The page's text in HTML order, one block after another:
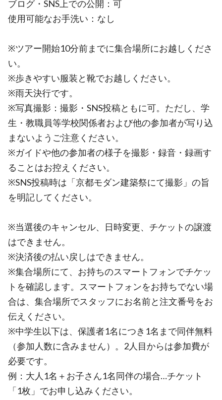
ブログ・SNS上での公開：可
使用可能なお手洗い：なし
※ツアー開始10分前までに集合場所にお越しくださ
い。
※歩きやすい服装と靴でお越しください。
※雨天決行です。
※写真撮影：撮影・SNS投稿ともに可。ただし、学
生・教職員等学校関係者および他の参加者が写り込
まないようご注意ください。
※ガイドや他の参加者の様子を撮影・録音・録画す
ることはお控えください。
※SNS投稿時は「京都モダン建築祭にて撮影」の旨
を明記してください。
※当選後のキャンセル、日時変更、チケットの譲渡
はできません。
※決済後の払い戻しはできません。
※集合場所にて、お持ちのスマートフォンでチケッ
トを確認します。スマートフォンをお持ちでない場
合は、集合場所でスタッフにお名前と注文番号をお
伝えください。
※中学生以下は、保護者1名につき1名まで同伴無料
（参加人数に含みません）。2人目からは参加費が
必要です。
例：大人1名＋お子さん1名同伴の場合…チケット
「1枚」でお申し込みください。